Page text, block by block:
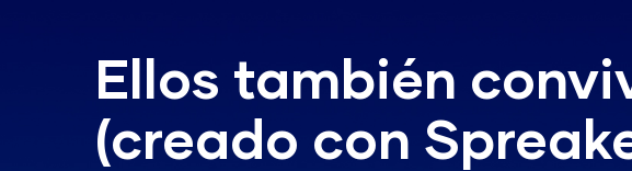
Ellos también
(creado con